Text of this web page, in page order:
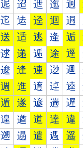
迡 迢 迣 迤 迥
迱 迲 迳 迴 迵
送 适 逃 逄 逅
逑 递 逓 途 逕
逡 逢 連 逤 逥
週 進 逳 逴 逵
遁 遂 遃 遄 遅
遑 遒 道 達 違
遡 遢 遣 遤 遥